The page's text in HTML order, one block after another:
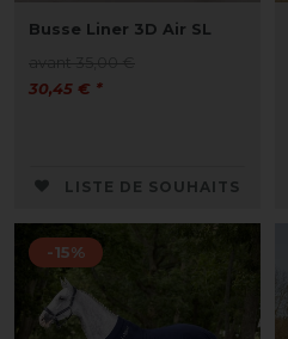
Busse Liner 3D Air SL
30,45 € *
LISTE DE SOUHAITS
-15%